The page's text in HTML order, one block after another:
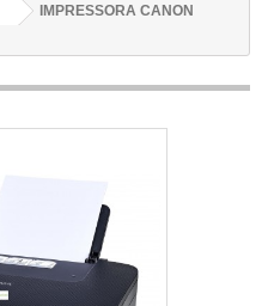
IMPRESSORA CANON